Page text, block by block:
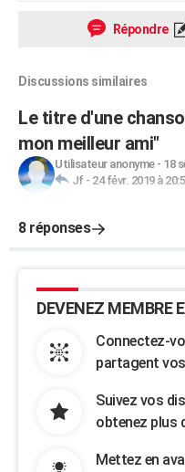
Répondre
Discussions similaires
Le titre d'une
mon meilleur ami"
Utilisateur anonyme- 18
Jf- 24 févr. 2019 à
8 réponses
DEVENEZ MEMBRE
Connectez-
partagent
Suivez vos
obtenez plus
Mettez en